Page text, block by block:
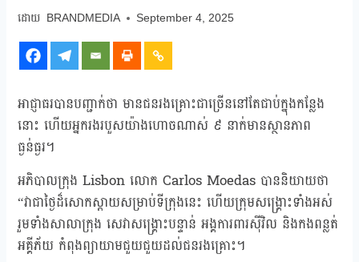
BRANDMEDIA September 4, 2025
អាជ្ញាធរបានបញ្ជាក់ថា មានជនរងគ្រោះជាច្រើននៅតែជាប់ក្នុងកន្លែង
នោះ ហើយអ្នករងរបួសយ៉ាងហោចណាស់ ៩ នាក់មានស្ថានភាព
ធ្ងន់ធ្ងរ។
អភិបាលក្រុង Lisbon លោក Carlos Moedas បាននិយាយថា
“វាជាថ្ងៃដ៏សោកស្តាយសម្រាប់ទីក្រុងនេះ ហើយក្រុមសង្គ្រោះទាំងអស់
រួមទាំងសាលាក្រុង សេវាសង្គ្រោះបន្ទាន់ អង្គការពារស៊ីវិល និងកងពន្លត់
អគ្គីភ័យ កំពុងព្យាយាមជួយជួយដល់ជនរងគ្រោះ។